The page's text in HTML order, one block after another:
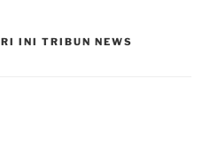
INI TRIBUN NEWS